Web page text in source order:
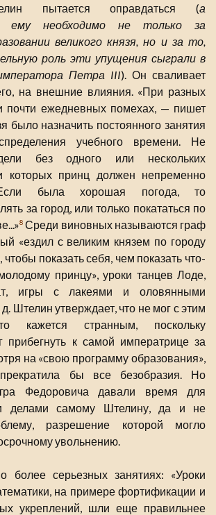
пытается оправдаться (а
ему необходимо не только за
великого князя, но и за то,
роль эти упущения сыграли в
Петра III). Он сваливает
на внешние влияния. «При разных
почти ежедневных помехах, — пишет
было назначить постоянного занятия
учебного времени. Не
без одного или нескольких
которых принц должен непременно
Если была хорошая погода, то
за город, или только покататься по
8 Среди виновных называются граф
«ездил с великим князем по городу
показать себя, чем показать что-
принцу», уроки танцев Лоде,
игры с лакеями и оловянными
Штелин утверждает, что не мог с этим
кажется странным, поскольку
прибегнуть к самой императрице за
на «свою программу образования»,
бы все безобразия. Но
Федоровича давали время для
делами самому Штелину, да и не
разрешение которой могло
увольнению.
более серьезных занятиях: «Уроки
на примере фортификации и
укреплений, шли еще правильнее